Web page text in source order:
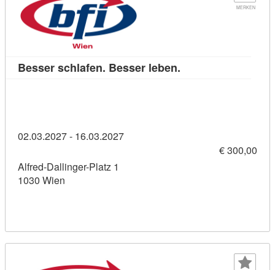
MERKEN
Besser schlafen. Besser leben.
02.03.2027 - 16.03.2027
€ 300,00
Alfred-Dallinger-Platz 1
1030 Wien